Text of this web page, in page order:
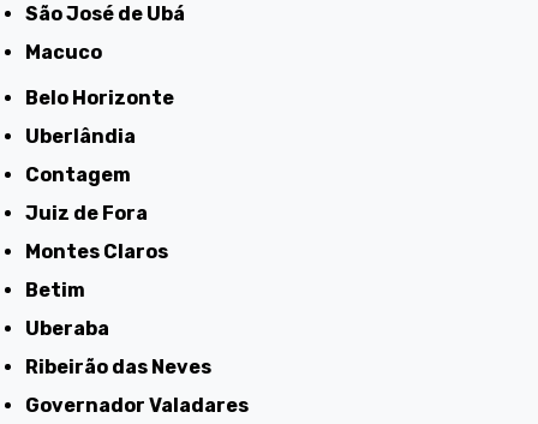
São José de Ubá
Macuco
Belo Horizonte
Uberlândia
Contagem
Juiz de Fora
Montes Claros
Betim
Uberaba
Ribeirão das Neves
Governador Valadares